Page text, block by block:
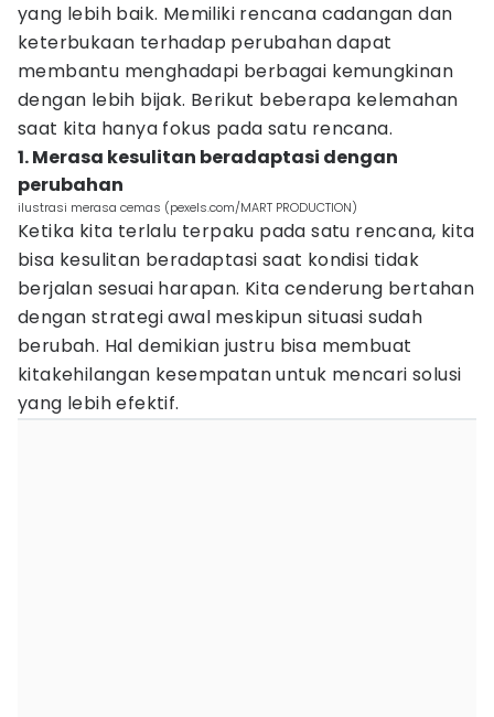
yang lebih baik. Memiliki rencana cadangan dan
keterbukaan terhadap perubahan dapat
membantu menghadapi berbagai kemungkinan
dengan lebih bijak. Berikut beberapa kelemahan
saat kita hanya fokus pada satu rencana.
1. Merasa kesulitan beradaptasi dengan
perubahan
ilustrasi merasa cemas (pexels.com/MART PRODUCTION)
Ketika kita terlalu terpaku pada satu rencana, kita
bisa kesulitan beradaptasi saat kondisi tidak
berjalan sesuai harapan. Kita cenderung bertahan
dengan strategi awal meskipun situasi sudah
berubah. Hal demikian justru bisa membuat
kitakehilangan kesempatan untuk mencari solusi
yang lebih efektif.